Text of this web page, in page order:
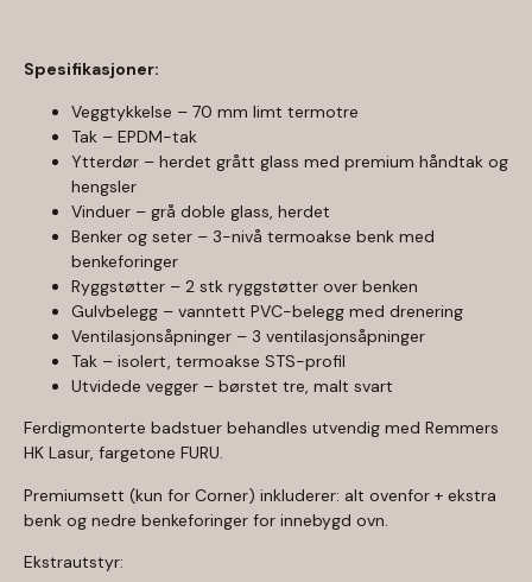
Spesifikasjoner:
Veggtykkelse – 70 mm limt termotre
Tak – EPDM-tak
Ytterdør – herdet grått glass med premium håndtak og
hengsler
Vinduer – grå doble glass, herdet
Benker og seter – 3-nivå termoakse benk med
benkeforinger
Ryggstøtter – 2 stk ryggstøtter over benken
Gulvbelegg – vanntett PVC-belegg med drenering
Ventilasjonsåpninger – 3 ventilasjonsåpninger
Tak – isolert, termoakse STS-profil
Utvidede vegger – børstet tre, malt svart
Ferdigmonterte badstuer behandles utvendig med Remmers
HK Lasur, fargetone FURU.
Premiumsett (kun for Corner) inkluderer: alt ovenfor + ekstra
benk og nedre benkeforinger for innebygd ovn.
Ekstrautstyr: